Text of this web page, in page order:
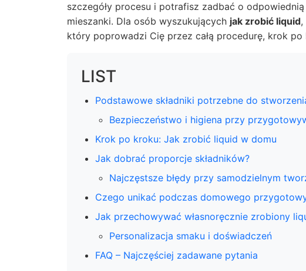
szczegóły procesu i potrafisz zadbać o
mieszanki. Dla osób wyszukujących jak zrobić liquid,
który poprowadzi Cię przez całą procedurę, krok po
LIST
Podstawowe składniki potrzebne do
Bezpieczeństwo i higiena przy
Krok po kroku: Jak zrobić liquid w domu
Jak dobrać proporcje składników?
Najczęstsze błędy przy samodzielnym
Czego unikać podczas domowego
Jak przechowywać własnoręcznie zrobiony
Personalizacja smaku i doświadczeń
FAQ – Najczęściej zadawane pytania